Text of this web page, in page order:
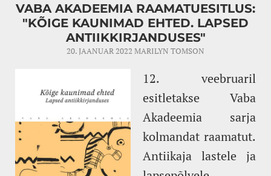
VABA AKADEEMIA RAAMATUESITLUS:
"KÕIGE KAUNIMAD EHTED. LAPSED
ANTIIKKIRJANDUSES"
20. JAANUAR 2022 MARILYN TOMSON
12. veebruaril
esitletakse Vaba
Akadeemia sarja
kolmandat raamatut.
Antiikaja lastele ja